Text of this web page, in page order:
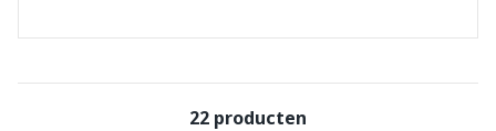
22 producten